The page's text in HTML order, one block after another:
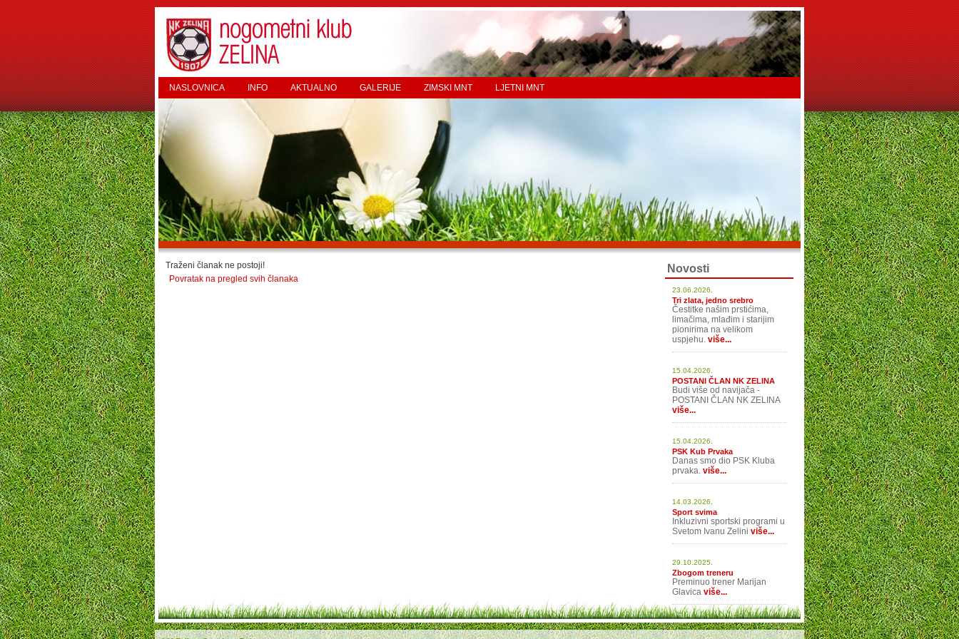
NASLOVNICA INFO AKTUALNO GALERIJE ZIMSKI MNT LJETNI MNT
Traženi članak ne postoji!
Povratak na pregled svih članaka
Novosti
23.06.2026.
Tri zlata, jedno srebro
Čestitke našim prstićima,
limačima, mlađim i starijim
pionirima na velikom
uspjehu. više...
15.04.2026.
POSTANI ČLAN NK ZELINA
Budi više od navijača -
POSTANI ČLAN NK ZELINA
više...
15.04.2026.
PSK Kub Prvaka
Danas smo dio PSK Kluba
prvaka. više...
14.03.2026.
Sport svima
Inkluzivni sportski programi u
Svetom Ivanu Zelini više...
29.10.2025.
Zbogom treneru
Preminuo trener Marijan
Glavica više...